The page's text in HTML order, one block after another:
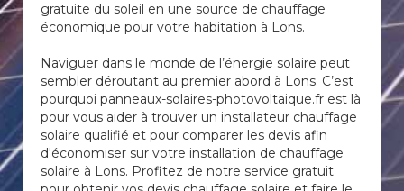
gratuite du soleil en une source de chauffage
économique pour votre habitation à Lons.
Naviguer dans le monde de l’énergie solaire peut
sembler déroutant au premier abord à Lons. C’est
pourquoi panneaux-solaires-photovoltaique.fr est là
pour vous aider à trouver un installateur chauffage
solaire qualifié et pour comparer les devis afin
d'économiser sur votre installation de chauffage
solaire à Lons. Profitez de notre service gratuit